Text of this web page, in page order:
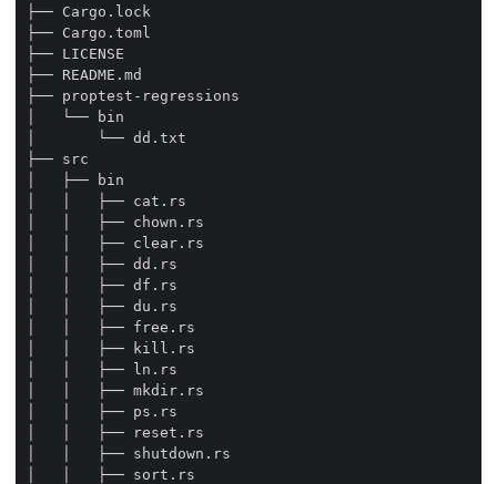
├── Cargo.lock
├── Cargo.toml
├── LICENSE
├── README.md
├── proptest-regressions
│   └── bin
│       └── dd.txt
├── src
│   ├── bin
│   │   ├── cat.rs
│   │   ├── chown.rs
│   │   ├── clear.rs
│   │   ├── dd.rs
│   │   ├── df.rs
│   │   ├── du.rs
│   │   ├── free.rs
│   │   ├── kill.rs
│   │   ├── ln.rs
│   │   ├── mkdir.rs
│   │   ├── ps.rs
│   │   ├── reset.rs
│   │   ├── shutdown.rs
│   │   ├── sort.rs